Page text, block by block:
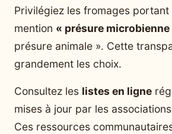
Privilégiez les fromages
mention « présure microbienne
présure animale ». Cette
grandement les choix.
Consultez les listes en ligne
mises à jour par les
Ces ressources